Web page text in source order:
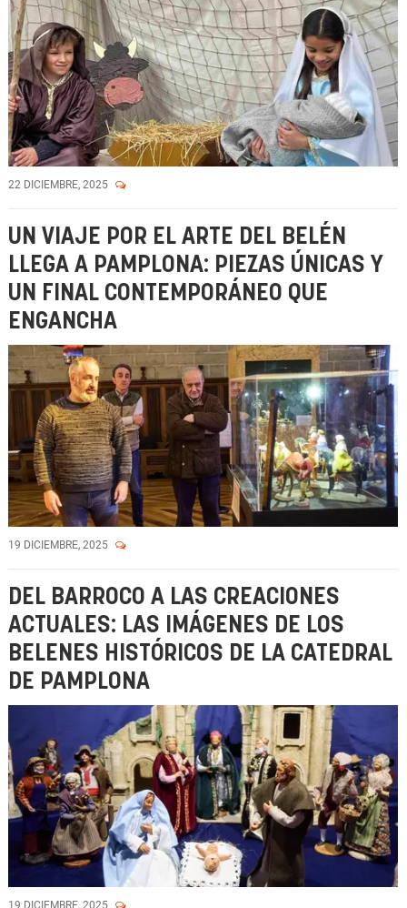
22 DICIEMBRE, 2025
UN VIAJE POR EL ARTE DEL BELÉN
LLEGA A PAMPLONA: PIEZAS ÚNICAS Y
UN FINAL CONTEMPORÁNEO QUE
ENGANCHA
19 DICIEMBRE, 2025
DEL BARROCO A LAS CREACIONES
ACTUALES: LAS IMÁGENES DE LOS
BELENES HISTÓRICOS DE LA CATEDRAL
DE PAMPLONA
19 DICIEMBRE, 2025